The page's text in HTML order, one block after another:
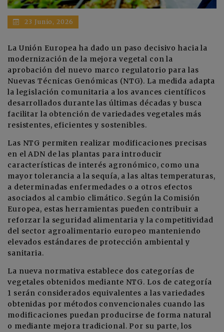
23 Junio, 2026
La Unión Europea ha dado un paso decisivo hacia la
modernización de la mejora vegetal con la
aprobación del nuevo marco regulatorio para las
Nuevas Técnicas Genómicas (NTG). La medida adapta
la legislación comunitaria a los avances científicos
desarrollados durante las últimas décadas y busca
facilitar la obtención de variedades vegetales más
resistentes, eficientes y sostenibles.
Las NTG permiten realizar modificaciones precisas
en el ADN de las plantas para introducir
características de interés agronómico, como una
mayor tolerancia a la sequía, a las altas temperaturas,
a determinadas enfermedades o a otros efectos
asociados al cambio climático. Según la Comisión
Europea, estas herramientas pueden contribuir a
reforzar la seguridad alimentaria y la competitividad
del sector agroalimentario europeo manteniendo
elevados estándares de protección ambiental y
sanitaria.
La nueva normativa establece dos categorías de
vegetales obtenidos mediante NTG. Los de categoría
1 serán considerados equivalentes a las variedades
obtenidas por métodos convencionales cuando las
modificaciones puedan producirse de forma natural
o mediante mejora tradicional. Por su parte, los